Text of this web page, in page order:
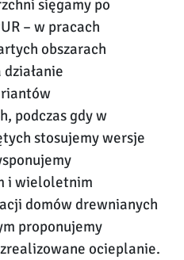
sięgamy po
– w pracach
obszarach
podczas gdy w
stosujemy wersje
i wieloletnim
domów drewnianych
proponujemy
ocieplanie.